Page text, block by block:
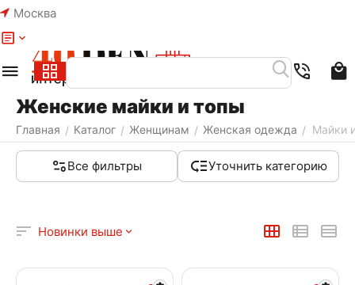
Москва
Женские майки и топы
Главная / Каталог / Женщинам / Женская одежда / Майки
Все фильтры Уточнить категорию
Новинки выше
Меню